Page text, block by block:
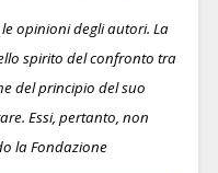
opinioni degli autori. La
spirito del confronto tra
del principio del suo
Essi, pertanto, non
la Fondazione